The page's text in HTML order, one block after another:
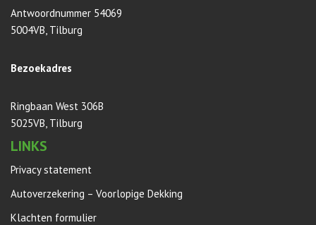
Antwoordnummer 54069
5004VB, Tilburg
Bezoekadres
Ringbaan West 306B
5025VB, Tilburg
LINKS
Privacy statement
Autoverzekering – Voorlopige Dekking
Klachten formulier